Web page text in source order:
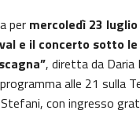
per mercoledì 23
e il concerto sotto le
, diretta da Daria
alle 21 sulla
con ingresso